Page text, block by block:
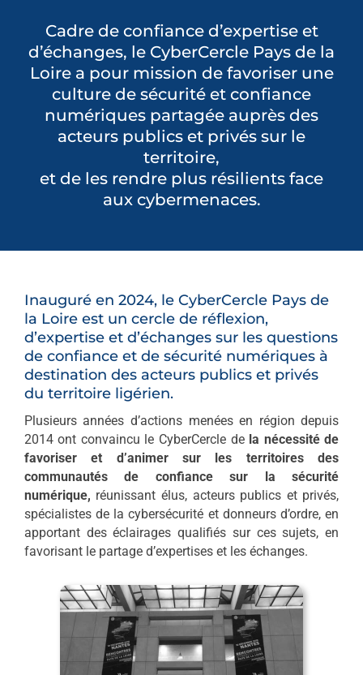
DEVENEZ PARTENAIRE
CONTACT
Cadre de confiance d’expertise et
d’échanges, le CyberCercle Pays de la
Loire a pour mission de favoriser une
culture de sécurité et confiance
numériques partagée auprès des
acteurs publics et privés sur le
territoire,
et de les rendre plus résilients face
aux cybermenaces.
Inauguré en 2024, le CyberCercle Pays de
la Loire est un cercle de réflexion,
d’expertise et d’échanges sur les questions
de confiance et de sécurité numériques à
destination des acteurs publics et privés
du territoire ligérien.
Plusieurs années d’actions menées en région depuis
2014 ont convaincu le CyberCercle de la nécessité de
favoriser et d’animer sur les territoires des
communautés de confiance sur la sécurité
numérique, réunissant élus, acteurs publics et privés,
spécialistes de la cybersécurité et donneurs d’ordre, en
apportant des éclairages qualifiés sur ces sujets, en
favorisant le partage d’expertises et les échanges.